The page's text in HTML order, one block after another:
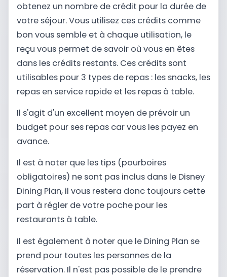
obtenez un nombre de crédit pour la durée de
votre séjour. Vous utilisez ces crédits comme
bon vous semble et à chaque utilisation, le
reçu vous permet de savoir où vous en êtes
dans les crédits restants. Ces crédits sont
utilisables pour 3 types de repas : les snacks, les
repas en service rapide et les repas à table.
Il s'agit d'un excellent moyen de prévoir un
budget pour ses repas car vous les payez en
avance.
Il est à noter que les tips (pourboires
obligatoires) ne sont pas inclus dans le Disney
Dining Plan, il vous restera donc toujours cette
part à régler de votre poche pour les
restaurants à table.
Il est également à noter que le Dining Plan se
prend pour toutes les personnes de la
réservation. Il n'est pas possible de le prendre